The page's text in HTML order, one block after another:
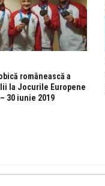
românească a
la Jocurile Europene
30 iunie 2019